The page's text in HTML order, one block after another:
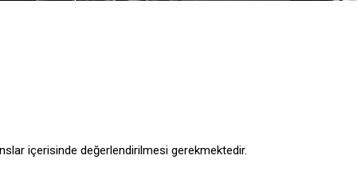
içerisinde değerlendirilmesi gerekmektedir.